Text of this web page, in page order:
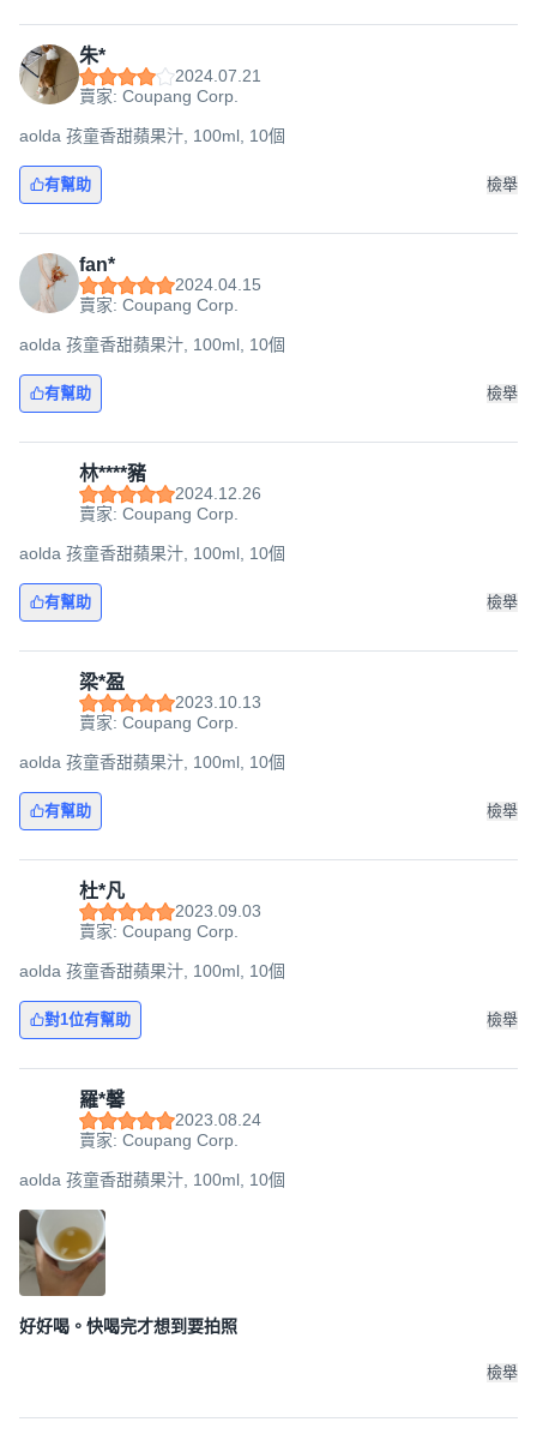
朱*
2024.07.21
賣家: Coupang Corp.
aolda 孩童香甜蘋果汁, 100ml, 10個
有幫助 檢舉
fan*
2024.04.15
賣家: Coupang Corp.
aolda 孩童香甜蘋果汁, 100ml, 10個
有幫助 檢舉
林****豬
2024.12.26
賣家: Coupang Corp.
aolda 孩童香甜蘋果汁, 100ml, 10個
有幫助 檢舉
梁*盈
2023.10.13
賣家: Coupang Corp.
aolda 孩童香甜蘋果汁, 100ml, 10個
有幫助 檢舉
杜*凡
2023.09.03
賣家: Coupang Corp.
aolda 孩童香甜蘋果汁, 100ml, 10個
對1位有幫助 檢舉
羅*馨
2023.08.24
賣家: Coupang Corp.
aolda 孩童香甜蘋果汁, 100ml, 10個
好好喝。快喝完才想到要拍照
檢舉